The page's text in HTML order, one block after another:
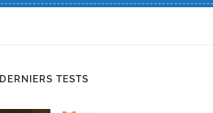
DERNIERS TESTS